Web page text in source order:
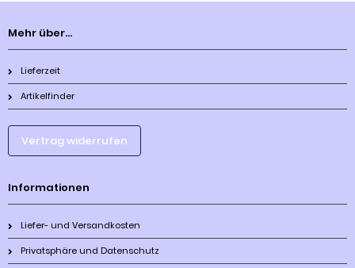
Mehr über...
Lieferzeit
Artikelfinder
Vertrag widerrufen
Informationen
Liefer- und Versandkosten
Privatsphäre und Datenschutz